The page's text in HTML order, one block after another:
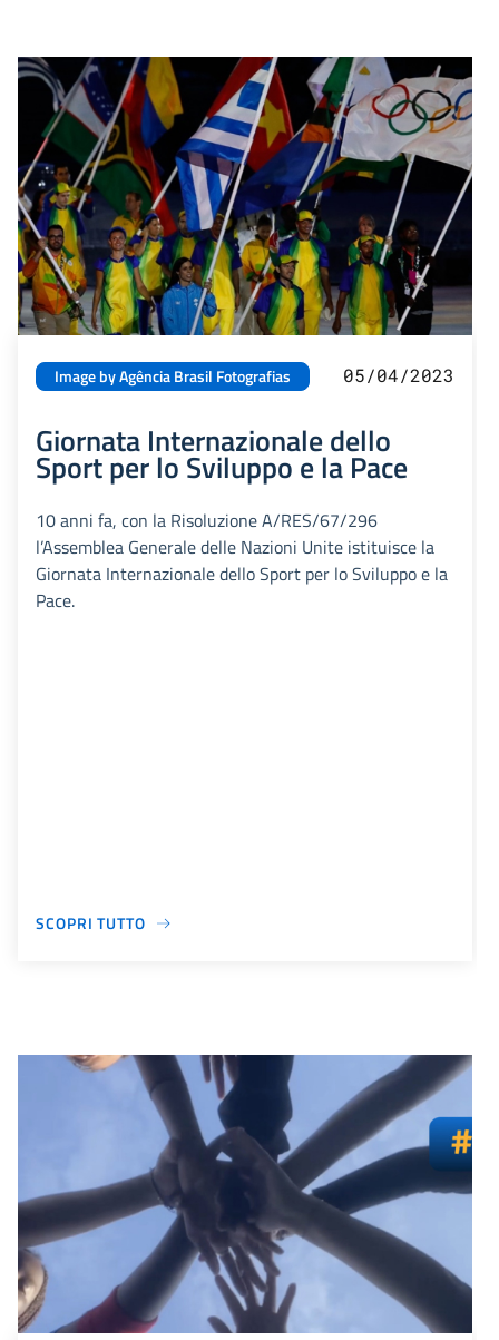
Image by Agência Brasil Fotografias 05/04/2023
Giornata Internazionale dello
Sport per lo Sviluppo e la Pace
10 anni fa, con la Risoluzione A/RES/67/296
l’Assemblea Generale delle Nazioni Unite istituisce la
Giornata Internazionale dello Sport per lo Sviluppo e la
Pace.
SCOPRI TUTTO